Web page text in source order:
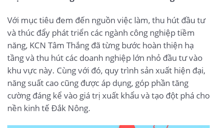
Với mục tiêu đem đến nguồn việc làm, thu hút đầu tư
và thúc đẩy phát triển các ngành công nghiệp tiềm
năng, KCN Tâm Thắng đã từng bước hoàn thiện hạ
tầng và thu hút các doanh nghiệp lớn nhỏ đầu tư vào
khu vực này. Cùng với đó, quy trình sản xuất hiện đại,
năng suất cao cũng được áp dụng, góp phần tăng
cường đáng kể vào giá trị xuất khẩu và tạo đột phá cho
nền kinh tế Đắk Nông.